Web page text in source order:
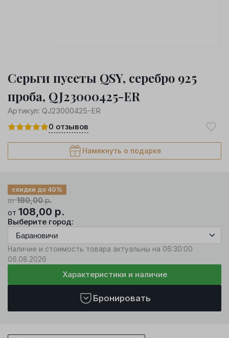
Серьги пусеты QSY, серебро 925
проба, QJ23000425-ER
Артикул: QJ23000425-ER
0 отзывов
Намекнуть о подарке
от180,00р.
скидки до 40%
от 108,00 р.
Выберите город:
Наличие и стоимость товара актуальны на 06:30:00
06.08.2026
Характеристики и наличие
Бронировать